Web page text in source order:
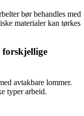
bør behandles med
materialer kan tørkes
forskjellige
avtakbare lommer.
typer arbeid.